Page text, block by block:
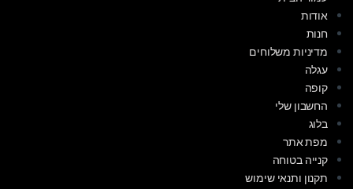
אודות
חנות
מדיניות משלוחים
עגלה
קופה
החשבון שלי
בלוג
מפת אתר
קנייה בטוחה
תקנון ותנאי שימוש